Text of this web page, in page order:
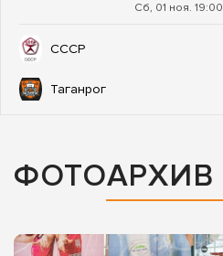
Сб, 01 ноя. 19:00
СССР
Таганрог
ФОТОАРХИВ